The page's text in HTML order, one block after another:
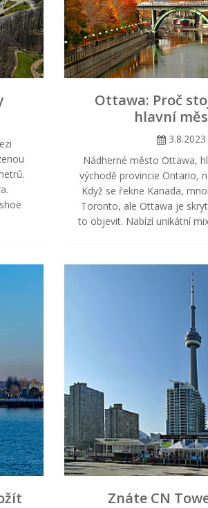
Ottawa: Proč
hlavní
3.8.2023
Nádherné město Ottawa,
východě provincie Ontario,
Když se řekne Kanada,
Toronto, ale Ottawa je
to objevit. Nabízí unikátní
Znáte CN